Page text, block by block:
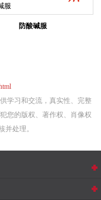
防酸碱服
学习和交流，真实性、完整
您的版权、著作权、肖像权
并处理。